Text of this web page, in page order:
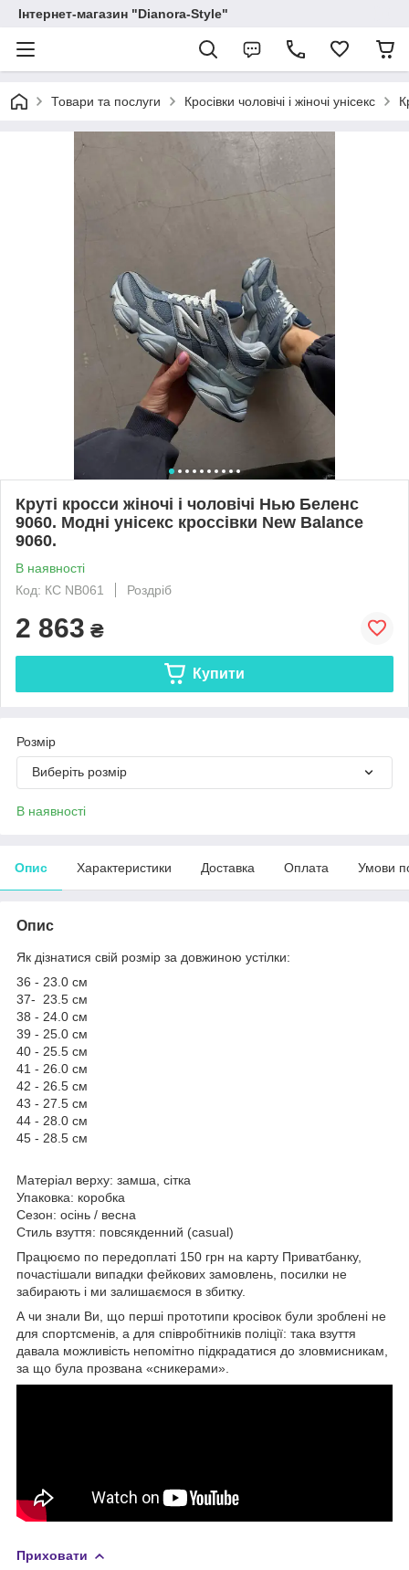
Інтернет-магазин "Dianora-Style"
Товари та послуги Кросівки чоловічі і жіночі унісекс
Круті кросси жіночі і чоловічі Нью Беленс
9060. Модні унісекс кроссівки New Balance
9060.
В наявності
Код: КС NB061
Роздріб
2 863 ₴
Купити
Розмір
Виберіть розмір
В наявності
Опис Характеристики Доставка Оплата Умови
Опис
Як дізнатися свій розмір за довжиною устілки:
36 - 23.0 см
37- 23.5 см
38 - 24.0 см
39 - 25.0 см
40 - 25.5 см
41 - 26.0 см
42 - 26.5 см
43 - 27.5 см
44 - 28.0 см
45 - 28.5 см
Матеріал верху: замша, сітка
Упаковка: коробка
Сезон: осінь / весна
Стиль взуття: повсякденний (casual)
Працюємо по передоплаті 150 грн на карту Приватбанку,
почастішали випадки фейкових замовлень, посилки не
забирають і ми залишаємося в збитку.
А чи знали Ви, що перші прототипи кросівок були зроблені не
для спортсменів, а для співробітників поліції: така взуття
давала можливість непомітно підкрадатися до зловмисникам,
за що була прозвана «сникерами».
Приховати